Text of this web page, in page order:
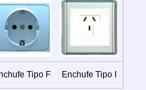
Tipo F Enchufe Tipo I